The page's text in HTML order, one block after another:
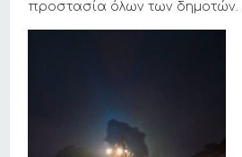
προστασία όλων των δημοτών.